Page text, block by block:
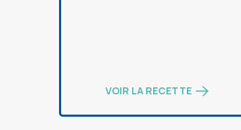
VOIR LA RECETTE